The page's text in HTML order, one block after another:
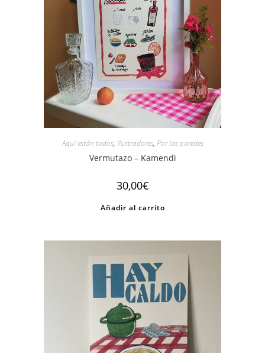
Aquí están todos, Ilustradores, Por las paredes
Vermutazo – Kamendi
30,00€
Añadir al carrito